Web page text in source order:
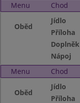
Menu Chod
Oběd
Jídlo
Příloha
Doplněk
Nápoj
Menu
Chod
Oběd
Jídlo
Příloha